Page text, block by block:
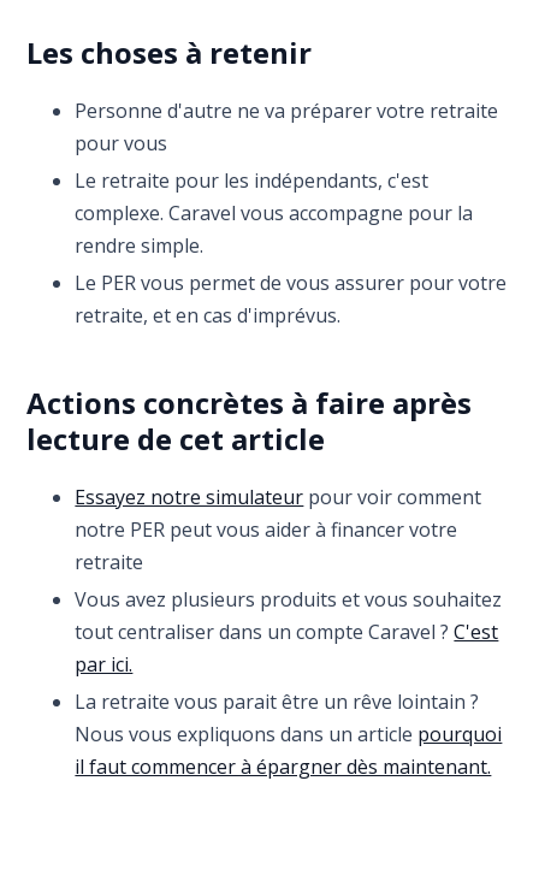
Les choses à retenir
Personne d'autre ne va préparer votre retraite
pour vous
Le retraite pour les indépendants, c'est
complexe. Caravel vous accompagne pour la
rendre simple.
Le PER vous permet de vous assurer pour votre
retraite, et en cas d'imprévus.
Actions concrètes à faire après
lecture de cet article
Essayez notre simulateur pour voir comment
notre PER peut vous aider à financer votre
retraite
Vous avez plusieurs produits et vous souhaitez
tout centraliser dans un compte Caravel ?C'est
par ici.
La retraite vous parait être un rêve lointain ?
Nous vous expliquons dans un article pourquoi
il faut commencer à épargner dès maintenant.